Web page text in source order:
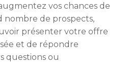
vos chances de
de prospects,
présenter votre offre
et de répondre
questions ou